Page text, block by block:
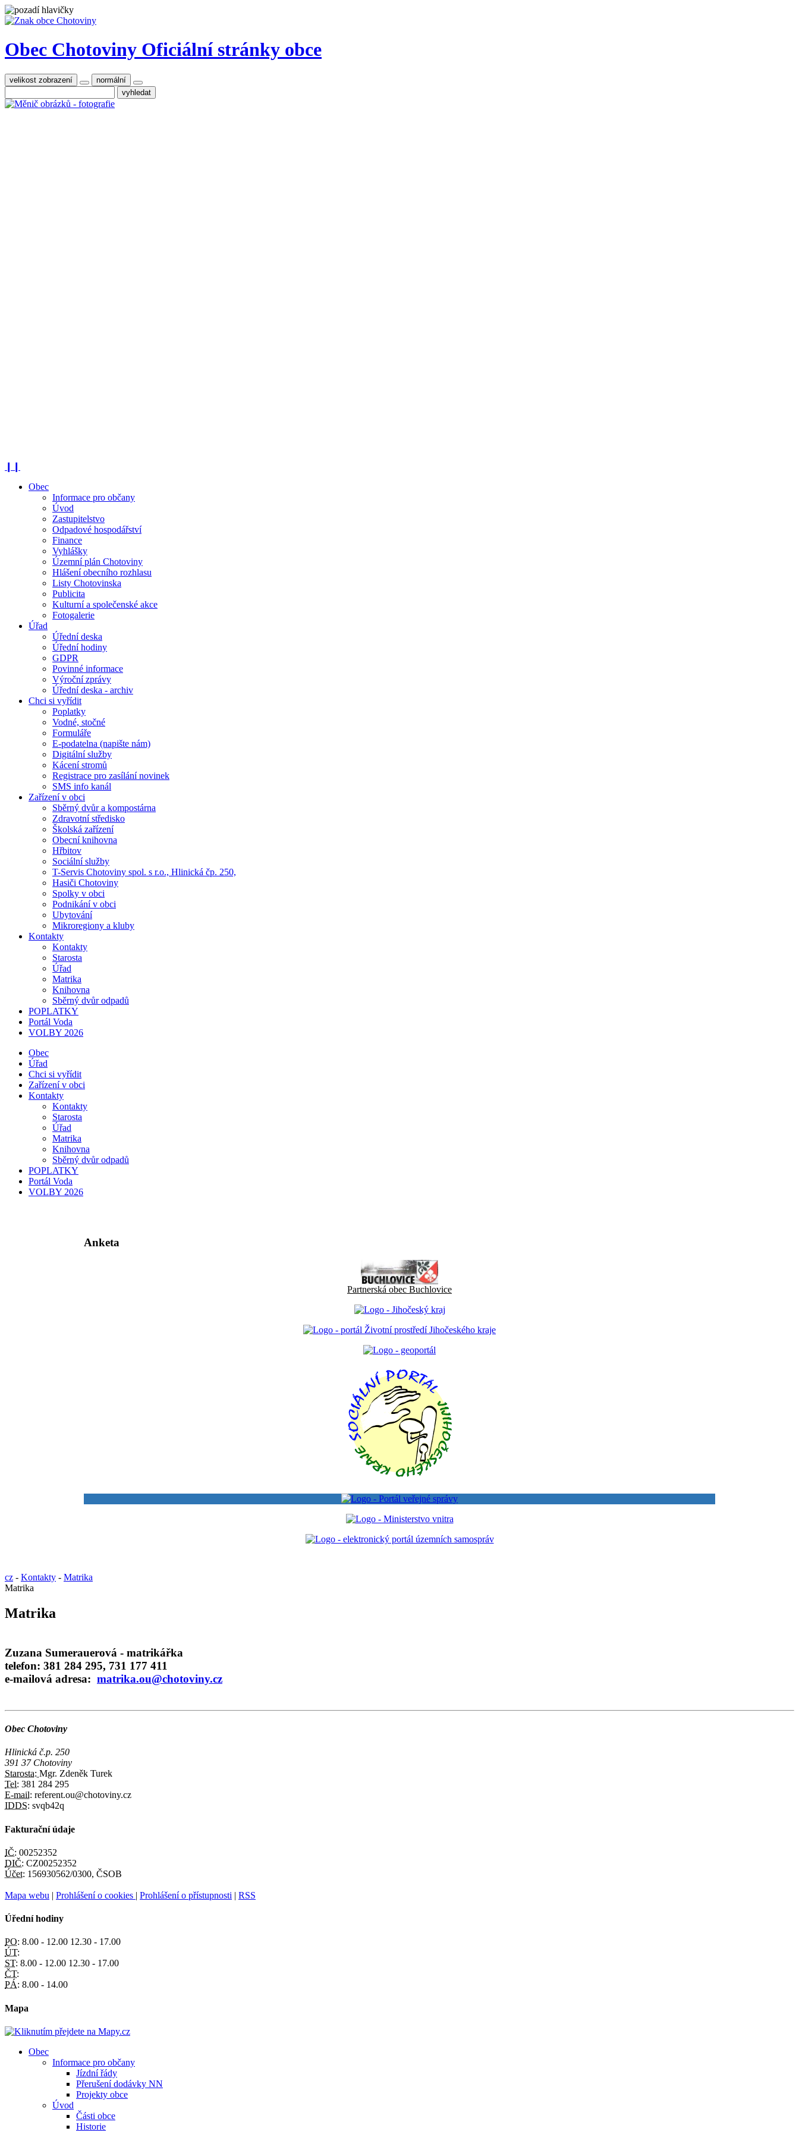
Obec Chotoviny Oficiální stránky obce
velikost zobrazení normální
Obec
Informace pro občany
Úvod
Zastupitelstvo
Odpadové hospodářství
Finance
Vyhlášky
Územní plán Chotoviny
Hlášení obecního rozhlasu
Listy Chotovinska
Publicita
Kulturní a společenské akce
Fotogalerie
Úřad
Úřední deska
Úřední hodiny
GDPR
Povinné informace
Výroční zprávy
Úřední deska - archiv
Chci si vyřídit
Poplatky
Vodné, stočné
Formuláře
E-podatelna (napište nám)
Digitální služby
Kácení stromů
Registrace pro zasílání novinek
SMS info kanál
Zařízení v obci
Sběrný dvůr a kompostárna
Zdravotní středisko
Školská zařízení
Obecní knihovna
Hřbitov
Sociální služby
T-Servis Chotoviny spol. s r.o., Hlinická čp. 250,
Hasiči Chotoviny
Spolky v obci
Podnikání v obci
Ubytování
Mikroregiony a kluby
Kontakty
Kontakty
Starosta
Úřad
Matrika
Knihovna
Sběrný dvůr odpadů
POPLATKY
Portál Voda
VOLBY 2026
Obec
Úřad
Chci si vyřídit
Zařízení v obci
Kontakty
Kontakty
Starosta
Úřad
Matrika
Knihovna
Sběrný dvůr odpadů
POPLATKY
Portál Voda
VOLBY 2026
Anketa
Partnerská obec Buchlovice
cz - Kontakty - Matrika
Matrika
Matrika
Zuzana Sumerauerová - matrikářka
telefon: 381 284 295, 731 177 411
e-mailová adresa: matrika.ou@chotoviny.cz
Obec Chotoviny
Hlinická č.p. 250
391 37 Chotoviny
Starosta: Mgr. Zdeněk Turek
Tel: 381 284 295
E-mail: referent.ou@chotoviny.cz
IDDS: svqb42q
Fakturační údaje
IČ: 00252352
DIČ: CZ00252352
Účet: 156930562/0300, ČSOB
Mapa webu | Prohlášení o cookies | Prohlášení o přístupnosti | RSS
Úřední hodiny
PO: 8.00 - 12.00 12.30 - 17.00
ÚT:
ST: 8.00 - 12.00 12.30 - 17.00
ČT:
PÁ: 8.00 - 14.00
Mapa
Obec
Informace pro občany
Jízdní řády
Přerušení dodávky NN
Projekty obce
Úvod
Části obce
Historie